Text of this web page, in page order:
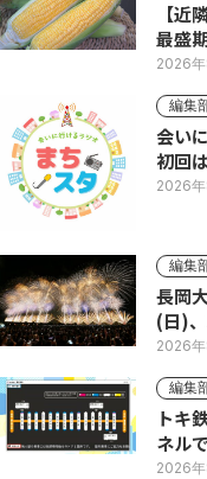
【近
最盛
い列
2026
編集
会い
初回
2026
編集
長岡
(日)
2026
編集
トキ鉄･
ネル
2026